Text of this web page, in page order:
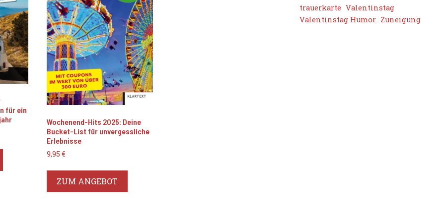
für ein
Wochenend-Hits 2025: Deine
Bucket-List für unvergessliche
Erlebnisse
9,95€
ZUM ANGEBOT
trauerkarte Valentinstag
Valentinstag Humor Zuneigung